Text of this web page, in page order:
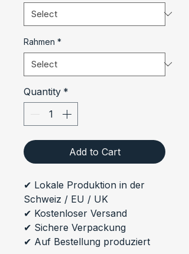
Rahmen *
Quantity *
Add to Cart
✔ Lokale Produktion in der
Schweiz / EU / UK
✔ Kostenloser Versand
✔ Sichere Verpackung
✔ Auf Bestellung produziert